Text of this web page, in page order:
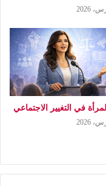
في التغيير الاجتماعي